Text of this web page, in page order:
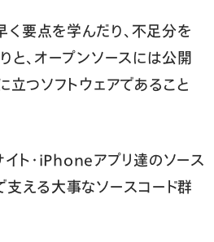
要点を学んだり、不足分を
と、オープンソースには公開
立つソフトウェアであること
ト・iPhoneアプリ達のソース
える大事なソースコード群